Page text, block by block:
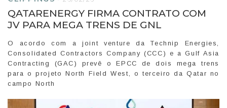
QATARENERGY FIRMA CONTRATO COM
JV PARA MEGA TRENS DE GNL
O acordo com a joint venture da Technip Energies,
Consolidated Contractors Company (CCC) e a Gulf Asia
Contracting (GAC) prevê o EPCC de dois mega trens
para o projeto North Field West, o terceiro da Qatar no
campo North